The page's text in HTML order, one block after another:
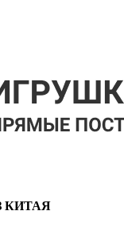
КИТАЯ